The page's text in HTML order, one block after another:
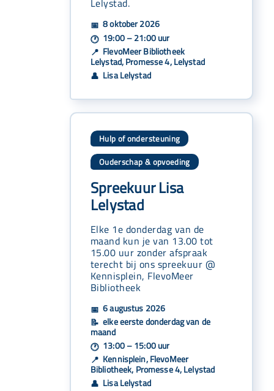
📅 8 oktober 2026
🕐 19:00 – 21:00 uur
📍 FlevoMeer Bibliotheek
Lelystad, Promesse 4, Lelystad
👤 Lisa Lelystad
Hulp of ondersteuning
Ouderschap & opvoeding
Spreekuur Lisa
Lelystad
Elke 1e donderdag van de
maand kun je van 13.00 tot
15.00 uur zonder afspraak
terecht bij ons spreekuur @
Kennisplein, FlevoMeer
Bibliotheek
📅 6 augustus 2026
📝 elke eerste donderdag van de
maand
🕐 13:00 – 15:00 uur
📍 Kennisplein, FlevoMeer
Bibliotheek, Promesse 4, Lelystad
👤 Lisa Lelystad